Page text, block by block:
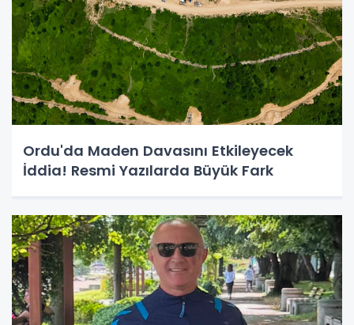
Ordu'da Maden Davasını Etkileyecek
İddia! Resmi Yazılarda Büyük Fark